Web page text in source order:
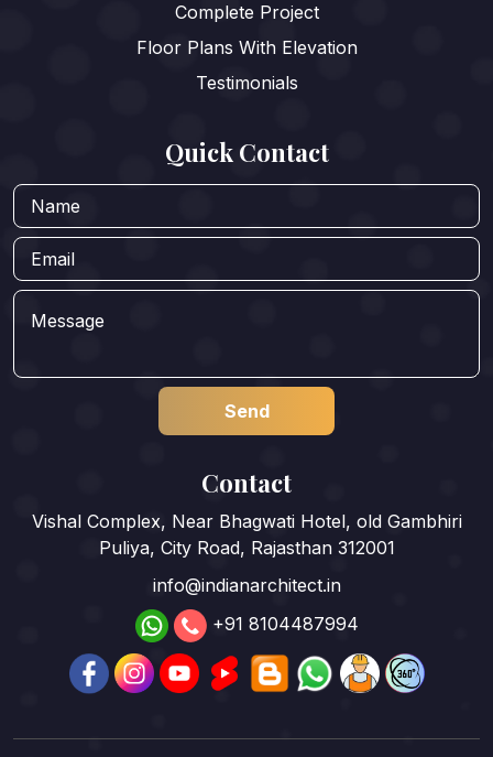
Complete Project
Floor Plans With Elevation
Testimonials
Quick Contact
Contact
Vishal Complex, Near Bhagwati Hotel, old Gambhiri
Puliya, City Road, Rajasthan 312001
info@indianarchitect.in
+91 8104487994